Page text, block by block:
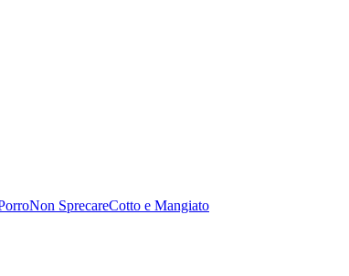
Non SprecareCotto e Mangiato